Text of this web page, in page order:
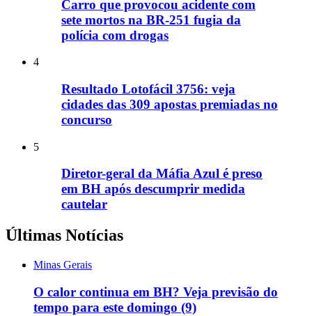
Carro que provocou acidente com
sete mortos na BR-251 fugia da
polícia com drogas
4
Resultado Lotofácil 3756: veja
cidades das 309 apostas premiadas no
concurso
5
Diretor-geral da Máfia Azul é preso
em BH após descumprir medida
cautelar
Últimas Notícias
Minas Gerais
O calor continua em BH? Veja previsão do
tempo para este domingo (9)